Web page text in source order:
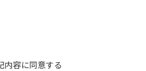
内容に同意する